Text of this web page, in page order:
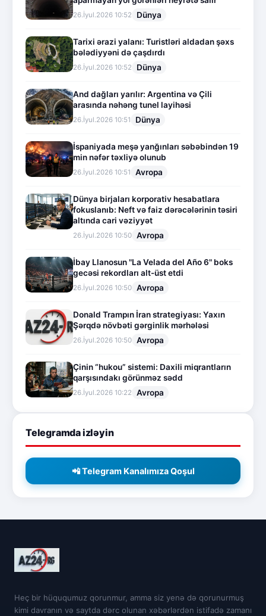
26.İyul.2026 10:52 Dünya
Tarixi ərazi yalanı: Turistləri aldadan şəxs
bələdiyyəni də çaşdırdı
26.İyul.2026 10:52 Dünya
And dağları yarılır: Argentina və Çili
arasında nəhəng tunel layihəsi
26.İyul.2026 10:51 Dünya
İspaniyada meşə yanğınları səbəbindən 19
min nəfər təxliyə olunub
26.İyul.2026 10:51 Avropa
Dünya birjaları korporativ hesabatlara
fokuslanıb: Neft və faiz dərəcələrinin təsiri
altında cari vəziyyət
26.İyul.2026 10:50 Avropa
İbay Llanosun "La Velada del Año 6" boks
gecəsi rekordları alt-üst etdi
26.İyul.2026 10:50 Avropa
Donald Trampın İran strategiyası: Yaxın
Şərqdə növbəti gərginlik mərhələsi
26.İyul.2026 10:50 Avropa
Çinin “hukou” sistemi: Daxili miqrantların
qarşısındakı görünməz sədd
26.İyul.2026 10:22 Avropa
Telegramda izləyin
📲 Telegram Kanalımıza Qoşul
Heç bir hüququmuz qorunmur, amma siz yenə də qorunurmuş
kimi davranın və saytda dərc olunan xəbərlərdən istifadə zamanı